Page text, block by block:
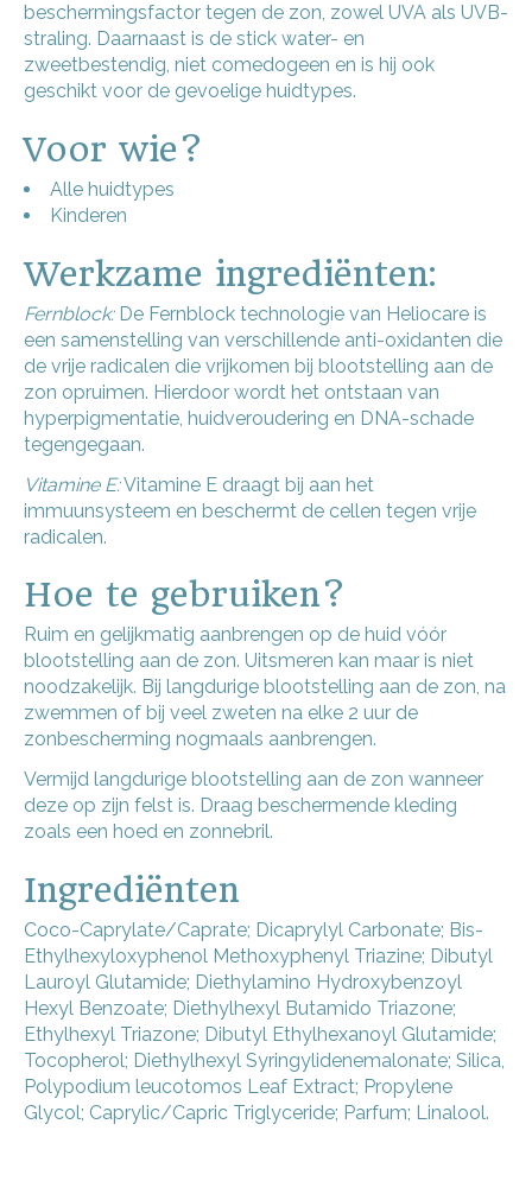
beschermingsfactor tegen de zon, zowel UVA als UVB-
straling. Daarnaast is de stick water- en
zweetbestendig, niet comedogeen en is hij ook
geschikt voor de gevoelige huidtypes.
Voor wie?
Alle huidtypes
Kinderen
Werkzame ingrediënten:
Fernblock:De Fernblock technologie van Heliocare is
een samenstelling van verschillende anti-oxidanten die
de vrije radicalen die vrijkomen bij blootstelling aan de
zon opruimen. Hierdoor wordt het ontstaan van
hyperpigmentatie, huidveroudering en DNA-schade
tegengegaan.
Vitamine E:Vitamine E draagt bij aan het
immuunsysteem en beschermt de cellen tegen vrije
radicalen.
Hoe te gebruiken?
Ruim en gelijkmatig aanbrengen op de huid vóór
blootstelling aan de zon. Uitsmeren kan maar is niet
noodzakelijk. Bij langdurige blootstelling aan de zon, na
zwemmen of bij veel zweten na elke 2 uur de
zonbescherming nogmaals aanbrengen.
Vermijd langdurige blootstelling aan de zon wanneer
deze op zijn felst is. Draag beschermende kleding
zoals een hoed en zonnebril.
Ingrediënten
Coco-Caprylate/Caprate; Dicaprylyl Carbonate; Bis-
Ethylhexyloxyphenol Methoxyphenyl Triazine; Dibutyl
Lauroyl Glutamide; Diethylamino Hydroxybenzoyl
Hexyl Benzoate; Diethylhexyl Butamido Triazone;
Ethylhexyl Triazone; Dibutyl Ethylhexanoyl Glutamide;
Tocopherol; Diethylhexyl Syringylidenemalonate; Silica,
Polypodium leucotomos Leaf Extract; Propylene
Glycol; Caprylic/Capric Triglyceride; Parfum; Linalool.